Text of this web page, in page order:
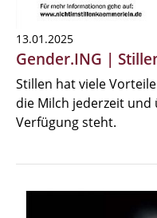
13.01.2025
Gender.ING |
Stillen hat viele
die Milch jederzeit
Verfügung steht.